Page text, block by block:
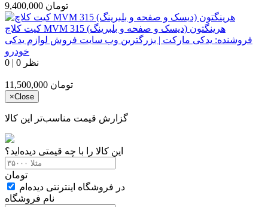
9,400,000 تومان
کیت کلاچ MVM 315 هرینگتون (دیسک و صفحه و بلبرینگ)
فروشنده: یدکی مارکت | بزرگترین وب سایت فروش لوازم یدکی
خودرو
0 | 0 نظر
11,500,000 تومان
×Close
گزارش قیمت مناسب‌تر این کالا
این کالا را با چه قیمتی دیده‌اید؟
تومان
در فروشگاه اینترنتی دیده‌ام
نام فروشگاه